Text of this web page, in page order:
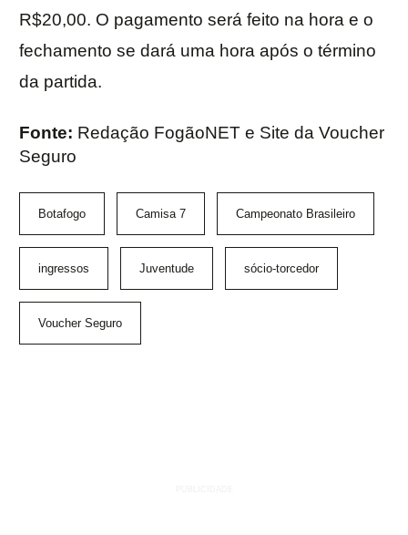
R$20,00. O pagamento será feito na hora e o
fechamento se dará uma hora após o término
da partida.
Fonte: Redação FogãoNET e Site da Voucher
Seguro
Botafogo Camisa 7 Campeonato Brasileiro
ingressos Juventude sócio-torcedor
Voucher Seguro